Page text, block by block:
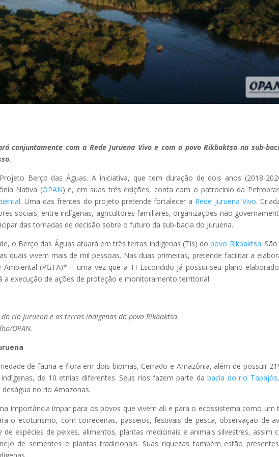
conjuntamente com a Rede Juruena Vivo e com o povo Rikbaktsa na sub-
Berço das Águas. A iniciativa, que tem duração de dois anos (2018-
Nativa (OPAN) e, em suas três edições, conta com o patrocínio da
. Uma das frentes do projeto pretende fortalecer a Rede Juruena Vivo.
sociais, entre indígenas, agricultores familiares, organizações não
das tomadas de decisão sobre o futuro da sub-bacia do Juruena.
o Berço das Águas atuará em três terras indígenas (TIs) dopovo Rikbaktsa.
quais vivem mais de mil pessoas. Nas duas primeiras, pretende facilitar a
(PGTA)* – uma vez que a TI Escondido já possui seu plano
a execução de ações de proteção e monitoramento territorial.
rio Juruena e as terras indígenas do povo Rikbaktsa.
OPAN.
de fauna e flora em dois biomas, Cerrado e Amazônia, além de possuir
de 10 etnias diferentes. Seus rios fazem parte dabacia do rio Tapajós
no rio Amazonas.
importância ímpar para os povos que vivem ali e para o ecossistema como um
o ecoturismo, com corredeiras, passeios, festivais de pesca, observação de
de espécies de peixes, alimentos, plantas medicinais e animais silvestres, assim
de sementes e plantas tradicionais. Suas riquezas também estão